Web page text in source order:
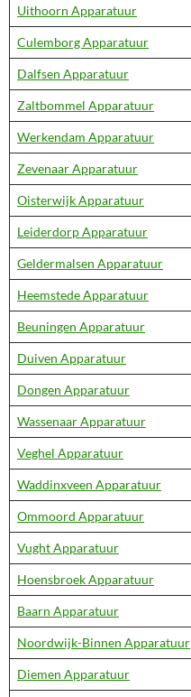
Uithoorn Apparatuur
Culemborg Apparatuur
Dalfsen Apparatuur
Zaltbommel Apparatuur
Werkendam Apparatuur
Zevenaar Apparatuur
Oisterwijk Apparatuur
Leiderdorp Apparatuur
Geldermalsen Apparatuur
Heemstede Apparatuur
Beuningen Apparatuur
Duiven Apparatuur
Dongen Apparatuur
Wassenaar Apparatuur
Veghel Apparatuur
Waddinxveen Apparatuur
Ommoord Apparatuur
Vught Apparatuur
Hoensbroek Apparatuur
Baarn Apparatuur
Noordwijk-Binnen Apparatuur
Diemen Apparatuur